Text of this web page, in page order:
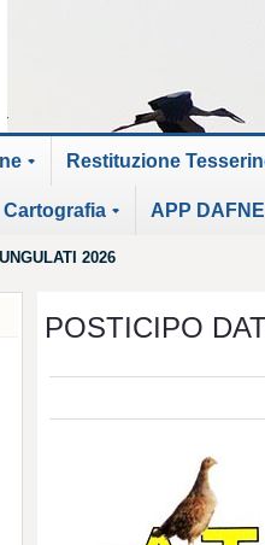
Restituzione
Cartografia APP DAFNE
2026
POSTICIPO